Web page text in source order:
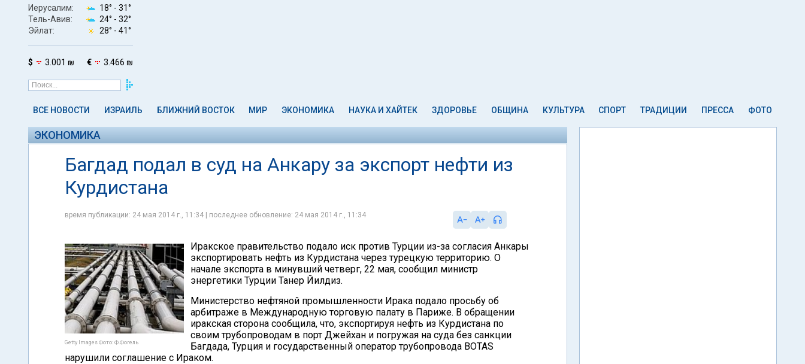
Иерусалим: 18° - 31°
Тель-Авив:
24° - 32°
Эйлат:
28° - 41°
$ 3.001 ₪ € 3.466 ₪
ВСЕ НОВОСТИ ИЗРАИЛЬ БЛИЖНИЙ ВОСТОК МИР ЭКОНОМИКА НАУКА И ХАЙТЕК ЗДОРОВЬЕ ОБЩИНА КУЛЬТУРА СПОРТ ТРАДИЦИИ ПРЕССА ФОТО
ЭКОНОМИКА
Багдад подал в суд на Анкару за экспорт нефти из
Курдистана
время публикации: 24 мая 2014 г., 11:34 | последнее обновление: 24 мая 2014 г., 11:34
Getty Images Фото: Ф.Фогель
Иракское правительство подало иск против Турции из-за согласия Анкары
экспортировать нефть из Курдистана через турецкую территорию. О
начале экспорта в минувший четверг, 22 мая, сообщил министр
энергетики Турции Танер Йилдиз.
Министерство нефтяной промышленности Ирака подало просьбу об
арбитраже в Международную торговую палату в Париже. В обращении
иракская сторона сообщила, что, экспортируя нефть из Курдистана по
своим трубопроводам в порт Джейхан и погружая на суда без санкции
Багдада, Турция и государственный оператор трубопровода BOTAS
нарушили соглашение с Ираком.